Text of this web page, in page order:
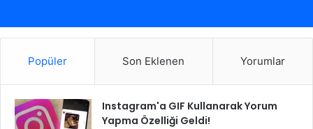
Popüler Son Eklenen Yorumlar
Instagram'a GIF Kullanarak Yorum
Yapma Özelliği Geldi!